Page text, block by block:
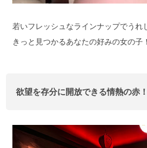
若いフレッシュなラインナップでうれ
きっと見つかるあなたの好みの女の子！
欲望を存分に開放できる情熱の赤！